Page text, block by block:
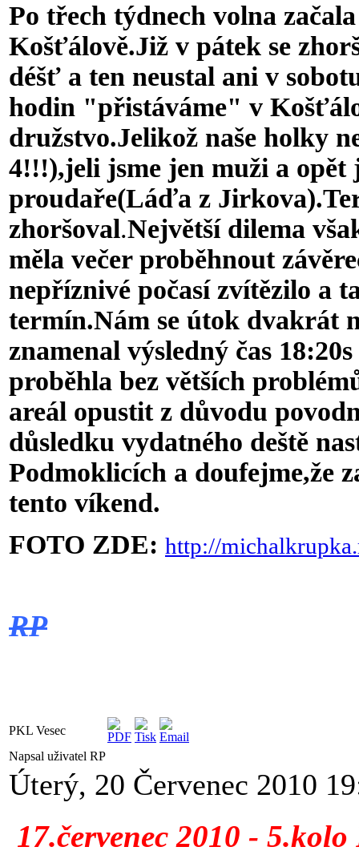
Po třech týdnech volna
Košťálově.Již v pátek se
déšť a ten neustal ani v
hodin "přistáváme" v
družstvo.Jelikož naše holky
4!!!),jeli jsme jen muži a
proudaře(Láďa z
zhoršoval.Největší dilema
měla večer proběhnout
nepříznivé počasí zvítězilo a
termín.Nám se útok dvakrát
znamenal výsledný čas
proběhla bez větších
areál opustit z důvodu
důsledku vydatného deště
Podmoklicích a doufejme,že
tento víkend.
FOTO ZDE: http://
RP
PKL Vesec
Napsal uživatel RP
Úterý, 20 Červenec 2010
17.červenec 2010 - 5.kolo